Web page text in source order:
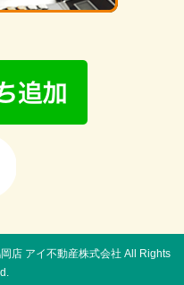
店 アイ不動産株式会社 All Rights